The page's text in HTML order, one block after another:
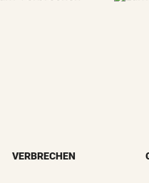
VERBRECHEN